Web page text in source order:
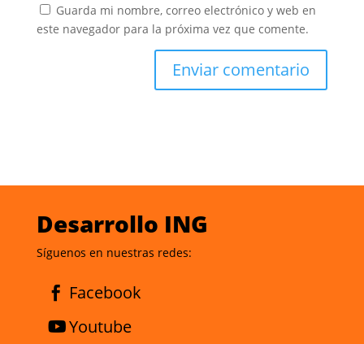
Guarda mi nombre, correo electrónico y web en
este navegador para la próxima vez que comente.
Desarrollo ING
Síguenos en nuestras redes:
Facebook
Youtube